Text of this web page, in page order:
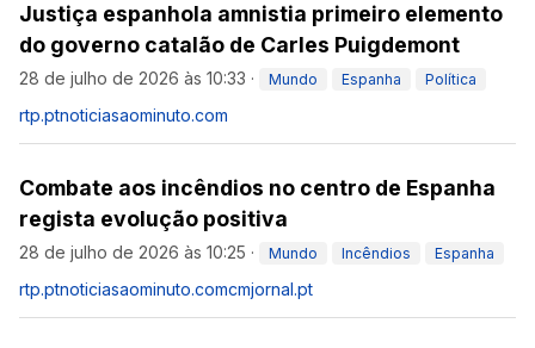
Justiça espanhola amnistia primeiro elemento
do governo catalão de Carles Puigdemont
28 de julho de 2026 às 10:33 · Mundo Espanha Política
rtp.ptnoticiasaominuto.com
Combate aos incêndios no centro de Espanha
regista evolução positiva
28 de julho de 2026 às 10:25 · Mundo Incêndios Espanha
rtp.ptnoticiasaominuto.comcmjornal.pt